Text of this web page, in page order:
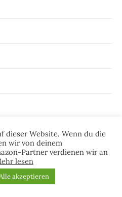
dieser Website. Wenn du die
wir von deinem
Partner verdienen wir an
lesen
akzeptieren